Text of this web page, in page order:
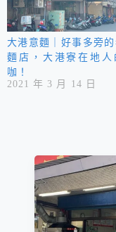
大港意麵｜好事多旁
麵店，大港寮在地人
咖！
2021 年 3 月 14 日